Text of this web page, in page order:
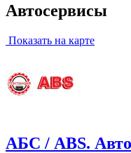
Автосервисы
Показать на карте
АБС / ABS.